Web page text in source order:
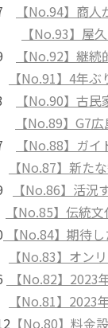
【No.94】商
【No.93】屋
【No.92】継
【No.91】4年
【No.90】古
【No.89】G7
【No.88】ガ
【No.87】新た
【No.86】活況
【No.85】伝統
【No.84】期待
【No.83】オン
【No.82】2023
【No.81】2023
【No.80】料金